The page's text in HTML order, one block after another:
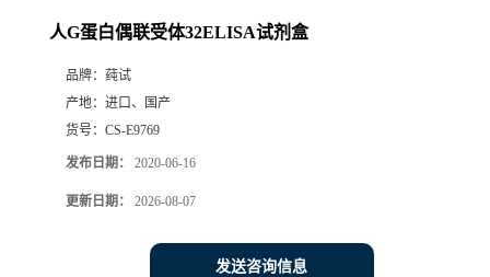
人G蛋白偶联受体32ELISA试剂盒
品牌： 莼试
产地： 进口、国产
货号： CS-E9769
发布日期： 2020-06-16
更新日期： 2026-08-07
发送咨询信息